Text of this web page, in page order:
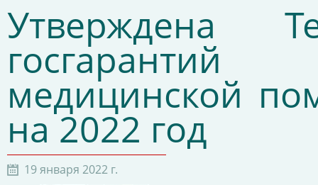
Утверждена
медицинской
на 2022 год
19 января 2022 г.